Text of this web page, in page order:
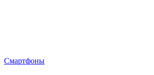
Смартфоны